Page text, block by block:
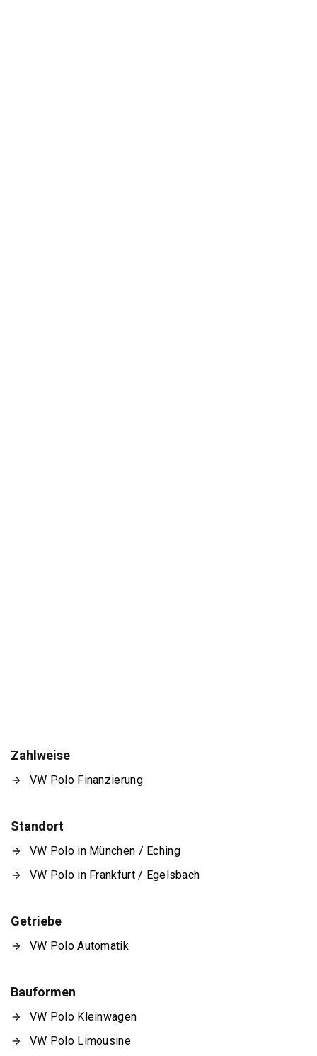
Zahlweise
VW Polo Finanzierung
Standort
VW Polo in München / Eching
VW Polo in Frankfurt / Egelsbach
Getriebe
VW Polo Automatik
Bauformen
VW Polo Kleinwagen
VW Polo Limousine